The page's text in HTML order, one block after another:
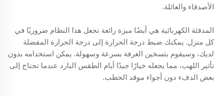
الأصدقاء والعائلة.
المدفئة الكهربائية هي أيضًا ميزة رائعة تجعل هذا النظام ضروريًا في
كل منزل. يمكنك ضبط درجة الحرارة إلى درجة الحرارة المفضلة
لديك، وسيقوم بتسخين الغرفة بسرعة وسهولة. يمكن استخدامه بدون
تأثير اللهب، مما يجعله خيارًا جيدًا أيام الطقس البارد عندما تحتاج إلى
بعض الدفء دون أجواء موقد الحطب.